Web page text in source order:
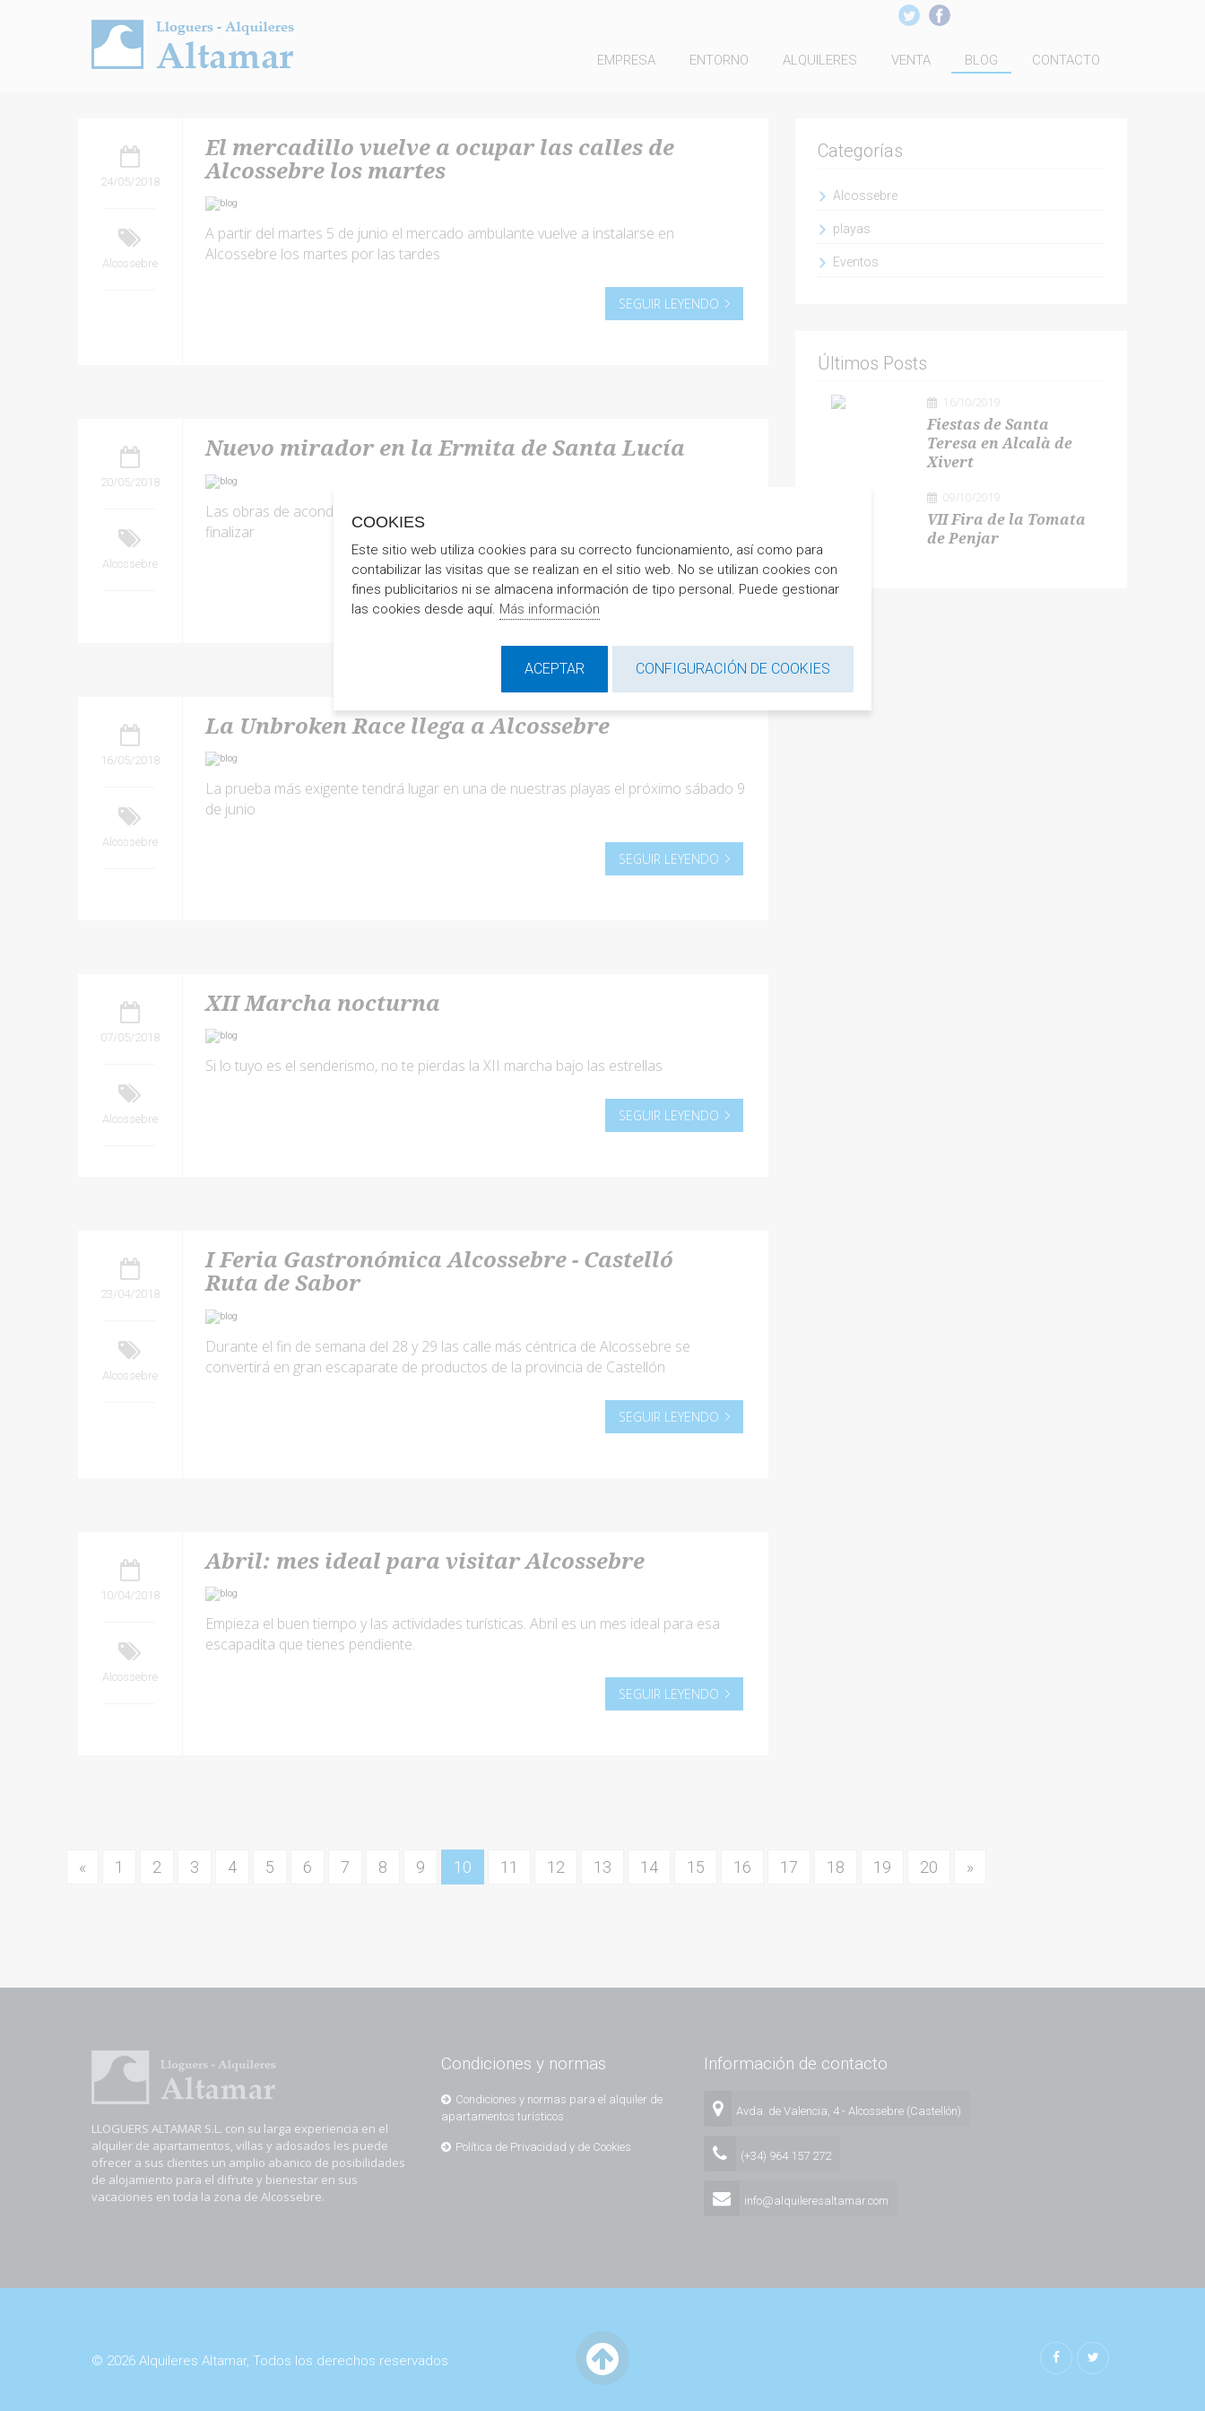
EMPRESA ENTORNO ALQUILERES VENTA BLOG CONTACTO
24/05/2018
Alcossebre
El mercadillo vuelve a ocupar las calles de
Alcossebre los martes
A partir del martes 5 de junio el mercado ambulante vuelve a instalarse en
Alcossebre los martes por las tardes
SEGUIR LEYENDO
20/05/2018
Alcossebre
Nuevo mirador en la Ermita de Santa Lucía
Las obras de acondicionamiento del nuevo mirador de Santa Lucía a un paso de
finalizar
SEGUIR LEYENDO
16/05/2018
Alcossebre
La Unbroken Race llega a Alcossebre
La prueba más exigente tendrá lugar en una de nuestras playas el próximo sábado 9
de junio
SEGUIR LEYENDO
07/05/2018
Alcossebre
XII Marcha nocturna
Si lo tuyo es el senderismo, no te pierdas la XII marcha bajo las estrellas
SEGUIR LEYENDO
23/04/2018
Alcossebre
I Feria Gastronómica Alcossebre - Castelló
Ruta de Sabor
Durante el fin de semana del 28 y 29 las calle más céntrica de Alcossebre se
convertirá en gran escaparate de productos de la provincia de Castellón
SEGUIR LEYENDO
10/04/2018
Alcossebre
Abril: mes ideal para visitar Alcossebre
Empieza el buen tiempo y las actividades turísticas. Abril es un mes ideal para esa
escapadita que tienes pendiente.
SEGUIR LEYENDO
Categorías
Alcossebre
playas
Eventos
Últimos Posts
16/10/2019
Fiestas de Santa
Teresa en Alcalà de
Xivert
09/10/2019
VII Fira de la Tomata
de Penjar
« 1 2 3 4 5 6 7 8 9 10 11 12 13 14 15 16 17 18 19 20 »
LLOGUERS ALTAMAR S.L. con su larga experiencia en el
alquiler de apartamentos, villas y adosados les puede
ofrecer a sus clientes un amplio abanico de posibilidades
de alojamiento para el difrute y bienestar en sus
vacaciones en toda la zona de Alcossebre.
Condiciones y normas
Condiciones y normas para el alquiler de
apartamentos turísticos
Política de Privacidad y de Cookies
Información de contacto
Avda. de Valencia, 4 - Alcossebre (Castellón)
(+34) 964 157 272
info@alquileresaltamar.com
© 2026 Alquileres Altamar, Todos los derechos reservados
COOKIES
Este sitio web utiliza cookies para su correcto funcionamiento, así como para
contabilizar las visitas que se realizan en el sitio web. No se utilizan cookies con
fines publicitarios ni se almacena información de tipo personal. Puede gestionar
las cookies desde aquí. Más información
ACEPTAR CONFIGURACIÓN DE COOKIES